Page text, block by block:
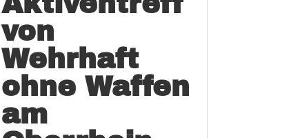
von
Wehrhaft
ohne Waffen
am